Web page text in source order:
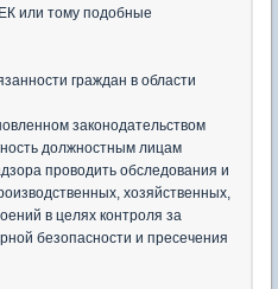
или тому подобные
граждан в области
законодательством
должностным лицам
проводить обследования и
хозяйственных,
в целях контроля за
безопасности и пресечения